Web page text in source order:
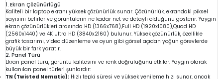
1. Ekran Çözünürlüğü
Kaliteli bir laptop ekranı yüksek çözünürlük sunar. Çözünürlük, ekrandaki piksel
sayısını belirler ve görüntülerin ne kadar net ve detaylı olduğunu gösterir. Yaygın
ekran çözünürlükleri arasında HD (1366x768),Full HD (1920x1080),Quad HD
(2560x1440) ve 4K Ultra HD (3840x2160) bulunur. Yüksek çözünürlük, özellikle
grafik tasarımı, video düzenleme ve oyun gibi görsel açıdan yoğun görevlerde
büyük bir fark yaratır.
2. Panel Türü
Ekran panel türü, görüntü kalitesini ve renk doğruluğunu etkiler. Yaygın olarak
kullanılan panel türleri şunlardır:
TN (Twisted Nematic): Hızlı tepki süresi ve yüksek yenileme hızı sunar, ancak